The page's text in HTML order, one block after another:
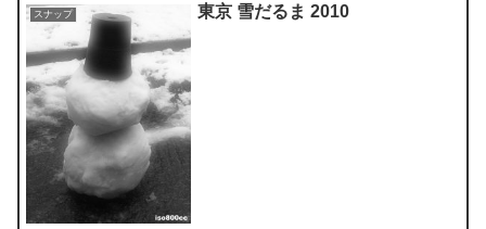
スナップ 東京 雪だるま 2010